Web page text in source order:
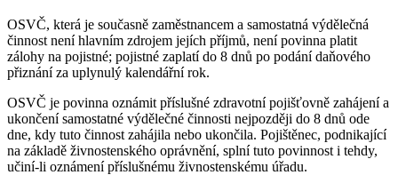
OSVČ, která je současně zaměstnancem a samostatná výdělečná
činnost není hlavním zdrojem jejích příjmů, není povinna platit
zálohy na pojistné; pojistné zaplatí do 8 dnů po podání daňového
přiznání za uplynulý kalendářní rok.
OSVČ je povinna oznámit příslušné zdravotní pojišťovně zahájení a
ukončení samostatné výdělečné činnosti nejpozději do 8 dnů ode
dne, kdy tuto činnost zahájila nebo ukončila. Pojištěnec, podnikající
na základě živnostenského oprávnění, splní tuto povinnost i tehdy,
učiní-li oznámení příslušnému živnostenskému úřadu.